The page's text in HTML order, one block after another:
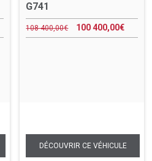
G741
108 400,00€ 100 400,00€